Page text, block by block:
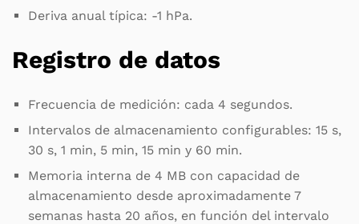
Deriva anual típica: -1 hPa.
Registro de datos
Frecuencia de medición: cada 4 segundos.
Intervalos de almacenamiento configurables: 15 s,
30 s, 1 min, 5 min, 15 min y 60 min.
Memoria interna de 4 MB con capacidad de
almacenamiento desde aproximadamente 7
semanas hasta 20 años, en función del intervalo